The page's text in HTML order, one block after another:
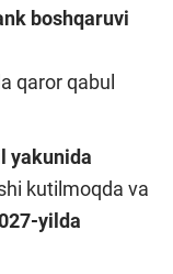
boshqaruvi
qaror qabul
yakunida
kutilmoqda va
yilda